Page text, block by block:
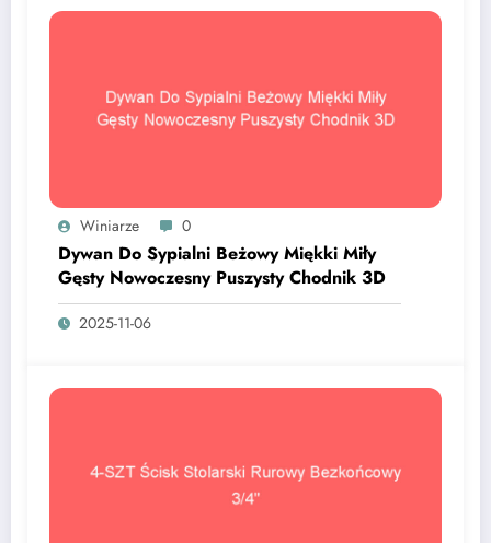
Winiarze 0
Dywan Do Sypialni Beżowy Miękki Miły
Gęsty Nowoczesny Puszysty Chodnik 3D
2025-11-06